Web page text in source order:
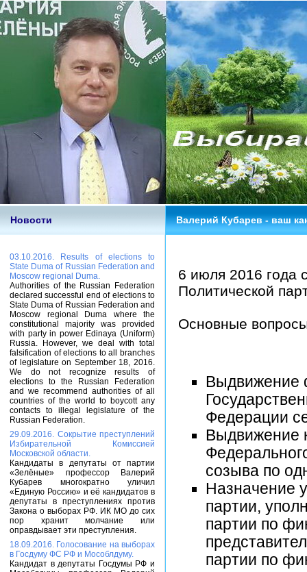
Новости Валерий Кубарев - ваш
03.10.2016. Results of elections to
State Duma of Russian Federation and
Moscow regional Duma.
Authorities of the Russian Federation
declared successful end of elections to
State Duma of Russian Federation and
Moscow regional Duma where the
constitutional majority was provided
with party in power Edinaya (Uniform)
Russia. However, we deal with total
falsification of elections to all branches
of legislature on September 18, 2016.
We do not recognize results of
elections to the Russian Federation
and we recommend authorities of all
countries of the world to boycott any
contacts to illegal legislature of the
Russian Federation.
29.09.2016. Сокрытие преступлений
Избирательной Комиссией
Московской области.
Кандидаты в депутаты от партии
«Зелёные» профессор Валерий
Кубарев многократно уличил
«Единую Россию» и её кандидатов в
депутаты в преступлениях против
Закона о выборах РФ. ИК МО до сих
пор хранит молчание или
оправдывает эти преступления.
18.09.2016. Голосование на выборах
в Госдуму ФС РФ и Мособлдуму.
Кандидат в депутаты Госдумы РФ и
6 июля 2016 года
Политической
Основные
Выдвижение
Федерации
Выдвижение
созыва по
Назначение
партии,
партии по
партии по